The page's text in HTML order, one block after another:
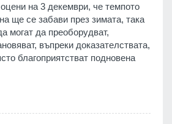
на 3 декември, че темпото
ще се забави през зимата, така
могат да преоборудват,
въпреки доказателствата,
благоприятстват подновена